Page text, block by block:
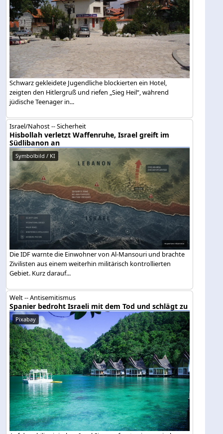
Schwarz gekleidete Jugendliche blockierten ein Hotel,
zeigten den Hitlergruß und riefen „Sieg Heil“, während
jüdische Teenager in...
Israel/Nahost -- Sicherheit
Hisbollah verletzt Waffenruhe, Israel greift im
Südlibanon an
Symbolbild / KI
Die IDF warnte die Einwohner von Al-Mansouri und brachte
Zivilisten aus einem weiterhin militärisch kontrollierten
Gebiet. Kurz darauf...
Welt -- Antisemitismus
Spanier bedroht Israeli mit dem Tod und schlägt zu
Pixabay